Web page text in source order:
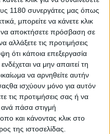
1180 συνεργάτες μας όπως
μπορείτε να κάνετε κλικ
να αποκτήσετε πρόσβαση σε
αλλάξετε τις προτιμήσεις
ότι κάποια επεξεργασία
να μην απαιτεί τη
να αρνηθείτε αυτήν
ισχύουν μόνο για αυτόν
τις προτιμήσεις σας ή να
πάσα στιγμή
και κάνοντας κλικ στο
της ιστοσελίδας.
Castrol Honda LCR, καθώς
τον τραυματισμό του
από το αναμενόμενο,
Honda ο Cal Crutchlow
τον τραυματία
και Ολλανδί...